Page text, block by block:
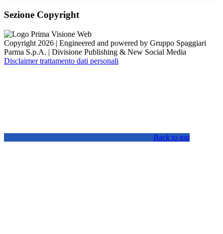
Sezione Copyright
Copyright 2026 | Engineered and powered by Gruppo Spaggiari
Parma S.p.A. | Divisione Publishing & New Social Media
Disclaimer trattamento dati personali
Back to top